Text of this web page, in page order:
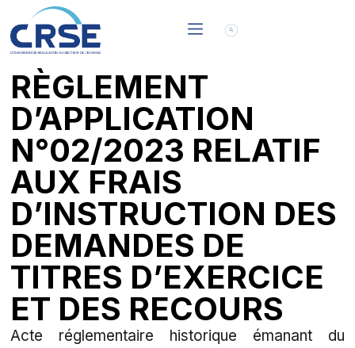
RÈGLEMENT
D’APPLICATION
N°02/2023 RELATIF
AUX FRAIS
D’INSTRUCTION DES
DEMANDES DE
TITRES D’EXERCICE
ET DES RECOURS
Acte réglementaire historique émanant du